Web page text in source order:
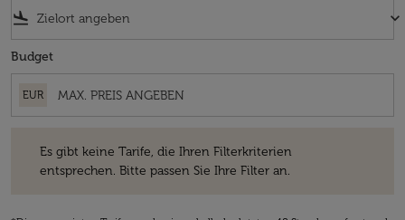
flight_land keyboard_arrow_down
Budget
EUR
Es gibt keine Tarife, die Ihren Filterkriterien
entsprechen. Bitte passen Sie Ihre Filter an.